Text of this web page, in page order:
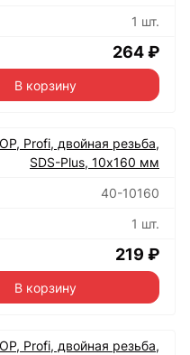
1 шт.
264 ₽
В корзину
Profi, двойная резьба,
SDS-Plus, 10х160 мм
40-10160
1 шт.
219 ₽
В корзину
Profi, двойная резьба,